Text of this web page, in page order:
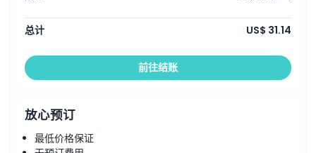
总计 US$ 31.14
前往结账
放心预订
最低价格保证